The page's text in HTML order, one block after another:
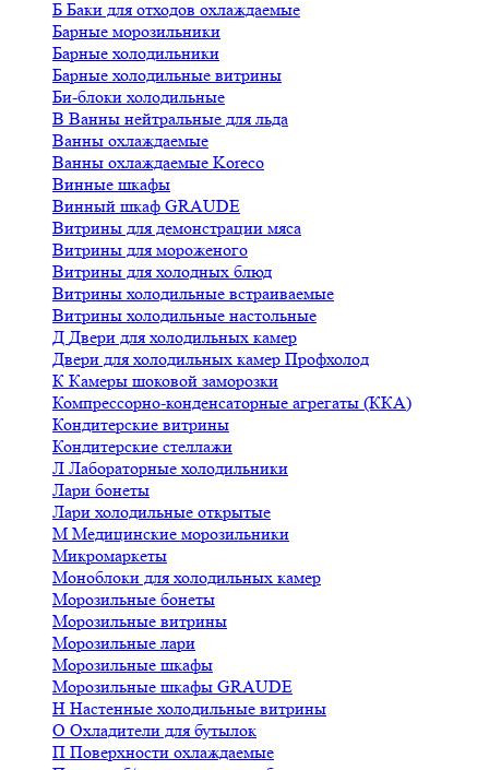
Б Баки для отходов охлаждаемые
Барные морозильники
Барные холодильники
Барные холодильные витрины
Би-блоки холодильные
В Ванны нейтральные для льда
Ванны охлаждаемые
Ванны охлаждаемые Koreco
Винные шкафы
Винный шкаф GRAUDE
Витрины для демонстрации мяса
Витрины для мороженого
Витрины для холодных блюд
Витрины холодильные встраиваемые
Витрины холодильные настольные
Д Двери для холодильных камер
Двери для холодильных камер Профхолод
К Камеры шоковой заморозки
Компрессорно-конденсаторные агрегаты (ККА)
Кондитерские витрины
Кондитерские стеллажи
Л Лабораторные холодильники
Лари бонеты
Лари холодильные открытые
М Медицинские морозильники
Микромаркеты
Моноблоки для холодильных камер
Морозильные бонеты
Морозильные витрины
Морозильные лари
Морозильные шкафы
Морозильные шкафы GRAUDE
Н Настенные холодильные витрины
О Охладители для бутылок
П Поверхности охлаждаемые